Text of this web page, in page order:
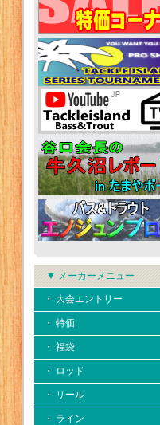
▼ メーカーメニュー
・ 大会エントリー
・ 特価
・ 福袋
・ ロッド
・ リール
・ ライン